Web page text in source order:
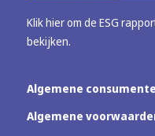
Klik hier om de ESG
bekijken.
Algemene
Algemene